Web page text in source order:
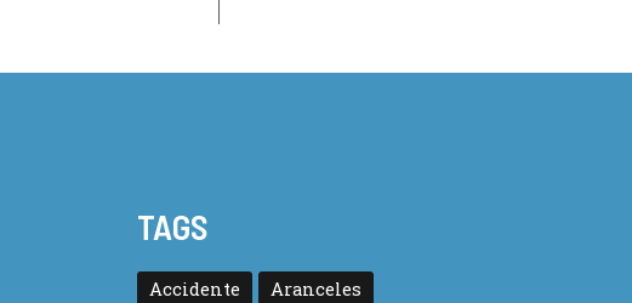
TAGS
Accidente Aranceles